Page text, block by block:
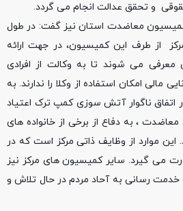
و تحقق عدالت انجام می گردد.
معاضدت استان نیز گفت: در طول
از طرف این کمیسیون، در جهت ارائه
می شوند تا به وکالت از افرادی
مالی امکان استفاده از وکلا را ندارند. به
اتفاق ناگوار آتش سوزی کمپ ترک اعتیاد
، به دفاع از برخی از خانواده های
این موارد از وظایف ذاتی مرکز است که در
می گیرد. سایر کمیسیون های مرکز نیز
خدمت رسانی به آحاد مردم در حال تلاش و